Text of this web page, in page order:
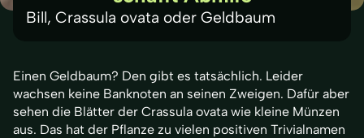
Bill, Crassula ovata oder Geldbaum
Einen Geldbaum? Den gibt es tatsächlich. Leider
wachsen keine Banknoten an seinen Zweigen. Dafür aber
sehen die Blätter der Crassula ovata wie kleine Münzen
aus. Das hat der Pflanze zu vielen positiven Trivialnamen